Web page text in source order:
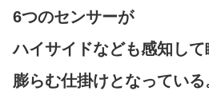
6つのセンサーが
ハイサイドなども感知して
膨らむ仕掛けとなっている